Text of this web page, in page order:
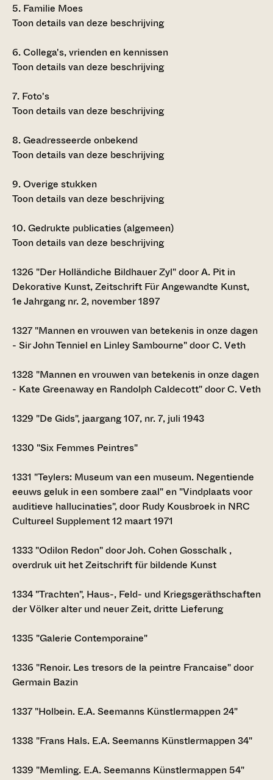
5. Familie Moes
Toon details van deze beschrijving
6.Collega's, vrienden en kennissen
Toon details van deze beschrijving
7. Foto's
Toon details van deze beschrijving
8.Geadresseerde onbekend
Toon details van deze beschrijving
9.Overige stukken
Toon details van deze beschrijving
10.Gedrukte publicaties (algemeen)
Toon details van deze beschrijving
1326 "Der Holländiche Bildhauer Zyl" door A. Pit in
Dekorative Kunst, Zeitschrift Für Angewandte Kunst,
1e Jahrgang nr. 2, november 1897
1327 "Mannen en vrouwen van betekenis in onze dagen
- Sir John Tenniel en Linley Sambourne" door C. Veth
1328 "Mannen en vrouwen van betekenis in onze dagen
- Kate Greenaway en Randolph Caldecott" door C. Veth
1329 "De Gids", jaargang 107, nr. 7, juli 1943
1330 "Six Femmes Peintres"
1331 "Teylers: Museum van een museum. Negentiende
eeuws geluk in een sombere zaal" en "Vindplaats voor
auditieve hallucinaties", door Rudy Kousbroek in NRC
Cultureel Supplement 12 maart 1971
1333 "Odilon Redon" door Joh. Cohen Gosschalk ,
overdruk uit het Zeitschrift für bildende Kunst
1334 "Trachten", Haus-, Feld- und Kriegsgeräthschaften
der Völker alter und neuer Zeit, dritte Lieferung
1335 "Galerie Contemporaine"
1336 "Renoir. Les tresors de la peintre Francaise" door
Germain Bazin
1337 "Holbein. E.A. Seemanns Künstlermappen 24"
1338 "Frans Hals. E.A. Seemanns Künstlermappen 34"
1339 "Memling. E.A. Seemanns Künstlermappen 54"